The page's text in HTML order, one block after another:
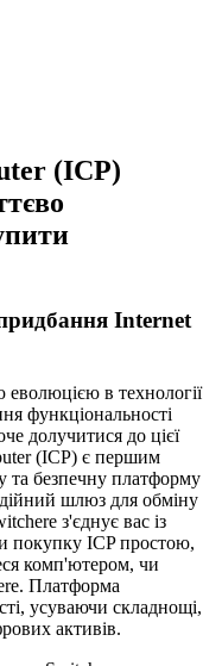
(ICP)
Internet
в технології
функціональності
долучитися до цієї
(ICP) є першим
та безпечну платформу
шлюз для обміну
з'єднує вас із
покупку ICP простою,
комп'ютером, чи
Платформа
усуваючи складнощі,
активів.